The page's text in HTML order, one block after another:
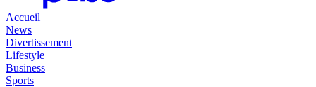
Accueil
News
Divertissement
Lifestyle
Business
Sports